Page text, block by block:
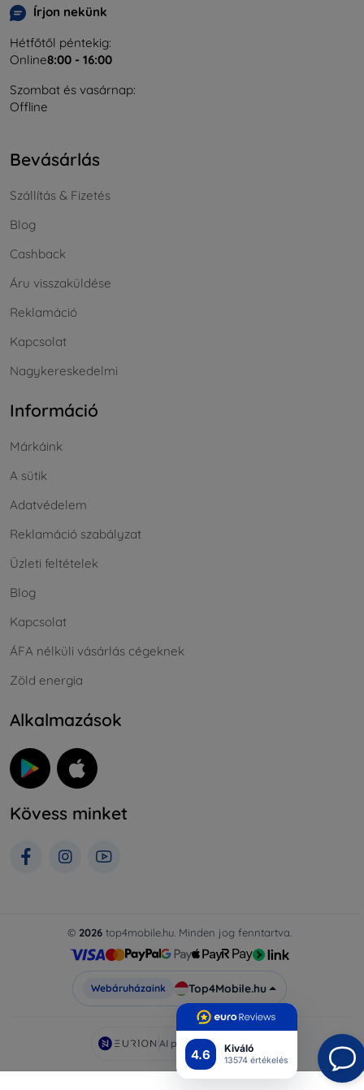
4.6 Kiváló
13574 értékelés
Írjon nekünk
Hétfőtől péntekig:
Online8:00 - 16:00
Szombat és vasárnap:
Offline
Bevásárlás
Szállítás & Fizetés
Blog
Cashback
Áru visszaküldése
Reklamáció
Kapcsolat
Nagykereskedelmi
Információ
Márkáink
A sütik
Adatvédelem
Reklamáció szabályzat
Üzleti feltételek
Blog
Kapcsolat
ÁFA nélküli vásárlás cégeknek
Zöld energia
Alkalmazások
Kövess minket
© 2026 top4mobile.hu. Minden jog fenntartva.
Webáruházaink Top4Mobile.hu
AI powered byEurion